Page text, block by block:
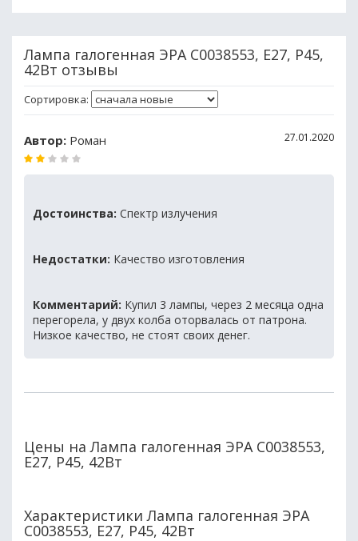
Лампа галогенная ЭРА C0038553, E27, P45,
42Вт отзывы
Сортировка:
Автор: Роман 27.01.2020
Достоинства: Спектр излучения
Недостатки: Качество изготовления
Комментарий: Купил 3 лампы, через 2 месяца одна
перегорела, у двух колба оторвалась от патрона.
Низкое качество, не стоят своих денег.
Цены на Лампа галогенная ЭРА C0038553,
E27, P45, 42Вт
Характеристики Лампа галогенная ЭРА
C0038553, E27, P45, 42Вт